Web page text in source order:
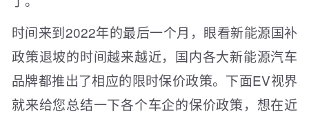
时间来到2022年的最后一个月，眼看新能源国补
政策退坡的时间越来越近，国内各大新能源汽车
品牌都推出了相应的限时保价政策。下面EV视界
就来给您总结一下各个车企的保价政策，想在近